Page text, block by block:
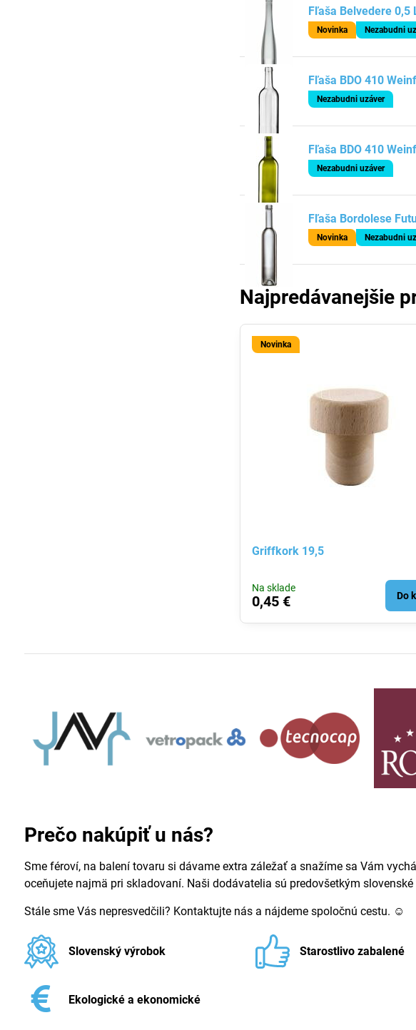
Fľaša Belvedere 0,5
Novinka Nezabudni
Fľaša BDO 410
Nezabudni uzáver
Fľaša BDO 410
Nezabudni uzáver
Fľaša Bordolese
Novinka Nezabudni
Najpredávanejšie
Novinka
Griffkork 19,5
Na sklade
0,45 € Do
Prečo nakúpiť u nás?
Sme féroví, na balení tovaru si dávame extra záležať a snažíme sa Vám
oceňujete najmä pri skladovaní. Naši dodávatelia sú predovšetkým
Stále sme Vás nepresvedčili? Kontaktujte nás a nájdeme spoločnú cestu. ☺
Slovenský výrobok Starostlivo zabalené
Ekologické a ekonomické